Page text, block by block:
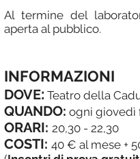
Al termine del
aperta al pubblico.
INFORMAZIONI
DOVE: Teatro della
QUANDO: ogni giovedì
ORARI: 20,30 - 22,30
COSTI: 40 € al mese +